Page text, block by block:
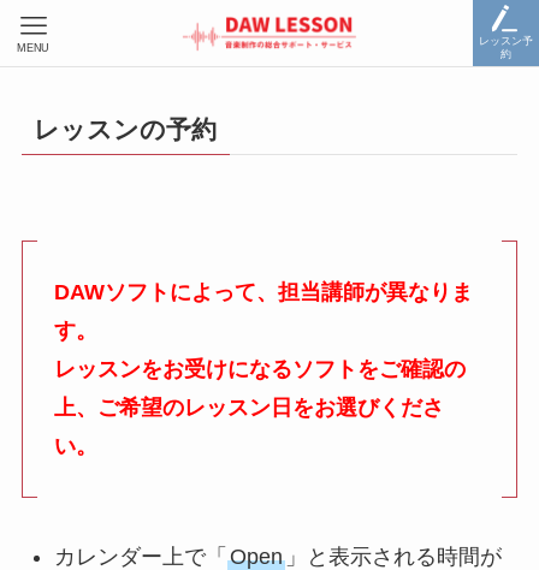
レッスン予
約
MENU
レッスンの予約
DAWソフトによって、担当講師が異なりま
す。
レッスンをお受けになるソフトをご確認の
上、ご希望のレッスン日をお選びくださ
い。
カレンダー上で「 Open」と表示される時間が